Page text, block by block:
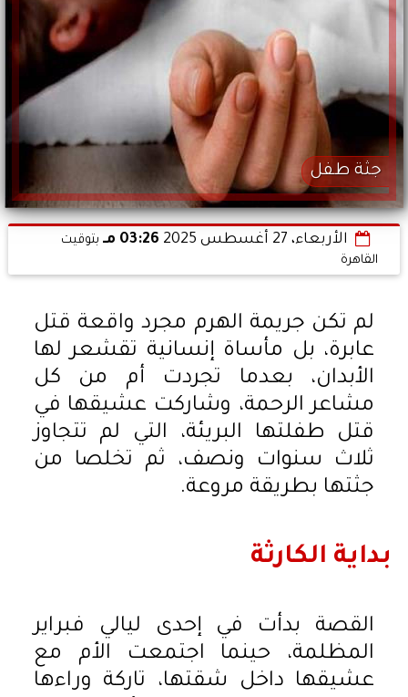
جثة طفل
الأربعاء، 27 أغسطس 2025 03:26 مـ
بتوقيت
القاهرة
لم تكن جريمة الهرم مجرد واقعة قتل
عابرة، بل مأساة إنسانية تقشعر لها
الأبدان، بعدما تجردت أم من كل
مشاعر الرحمة، وشاركت عشيقها في
قتل طفلتها البريئة، التي لم تتجاوز
ثلاث سنوات ونصف، ثم تخلصا من
جثتها بطريقة مروعة.
بداية الكارثة
القصة بدأت في إحدى ليالي فبراير
المظلمة، حينما اجتمعت الأم مع
عشيقها داخل شقتها، تاركة وراءها